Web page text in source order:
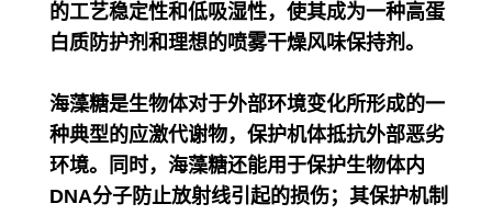
的工艺稳定性和低吸湿性，使其成为一种高蛋
白质防护剂和理想的喷雾干燥风味保持剂。
海藻糖是生物体对于外部环境变化所形成的一
种典型的应激代谢物，保护机体抵抗外部恶劣
环境。同时，海藻糖还能用于保护生物体内
DNA分子防止放射线引起的损伤；其保护机制